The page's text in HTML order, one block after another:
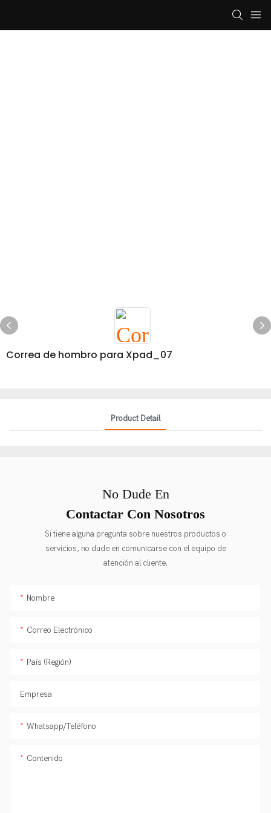
Correa de hombro para Xpad_07
Product Detail
No Dude En
Contactar Con Nosotros
Si tiene alguna pregunta sobre nuestros productos o
servicios, no dude en comunicarse con el equipo de
atención al cliente.
Nombre
Correo Electrónico
País (Región)
Empresa
Whatsapp/Teléfono
Contenido